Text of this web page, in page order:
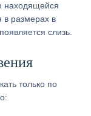
находящейся
в размерах в
слизь.
только по